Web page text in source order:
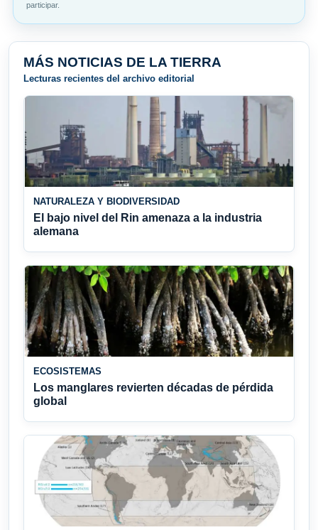
participar.
MÁS NOTICIAS DE LA TIERRA
Lecturas recientes del archivo editorial
NATURALEZA Y BIODIVERSIDAD
El bajo nivel del Rin amenaza a la industria
alemana
ECOSISTEMAS
Los manglares revierten décadas de pérdida
global